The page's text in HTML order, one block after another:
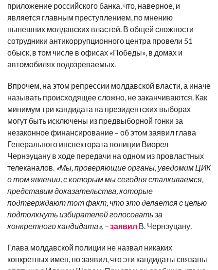
приложение российского банка, что, наверное, и
является главным преступлением, по мнению
нынешних молдавских властей. В общей сложности
сотрудники антикоррупционного центра провели 51
обыск, в том числе в офисах «Победы», в домах и
автомобилях подозреваемых.
Впрочем, на этом репрессии молдавской власти, а иначе
называть происходящее сложно, не заканчиваются. Как
минимум три кандидата на президентских выборах
могут быть исключены из предвыборной гонки за
незаконное финансирование – об этом заявил глава
Генерального инспектората полиции Виорел
Чернэуцану в ходе передачи на одном из провластных
телеканалов. «Мы, проверяющие органы, уведомим ЦИК
о том явлении, с которым мы сегодня сталкиваемся,
представим доказательства, которые
подтверждают тот факт, что это делается с целью
подтолкнуть избирателей голосовать за
конкретного кандидата», –заявил В. Чернэуцану.
Глава молдавской полиции не назвал никаких
конкретных имен, но заявил, что эти кандидаты связаны